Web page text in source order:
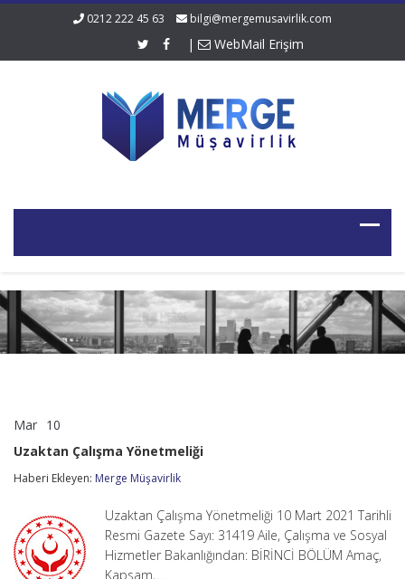
0212 222 45 63 bilgi@mergemusavirlik.com
| WebMail Erişim
Mar 10
Yönetmeliği
için
Uzaktan Çalışma Yönetmeliği
Haberi Ekleyen: Merge Müşavirlik
Uzaktan Çalışma Yönetmeliği 10 Mart 2021 Tarihli
Resmi Gazete Sayı: 31419 Aile, Çalışma ve Sosyal
Hizmetler Bakanlığından: BİRİNCİ BÖLÜM Amaç,
Kapsam,…